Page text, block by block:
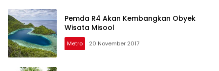
Pemda R4 Akan Kembangkan Obyek
Wisata Misool
Metro 20 November 2017